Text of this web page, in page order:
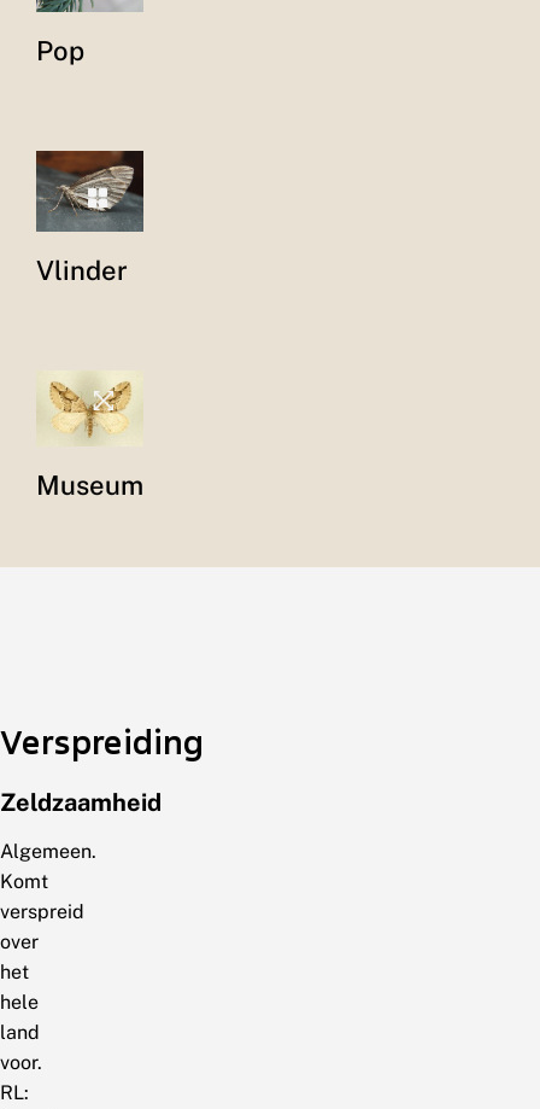
Pop
Vlinder
Museum
Verspreiding
Zeldzaamheid
Algemeen.
Komt
verspreid
over
het
hele
land
voor.
RL: